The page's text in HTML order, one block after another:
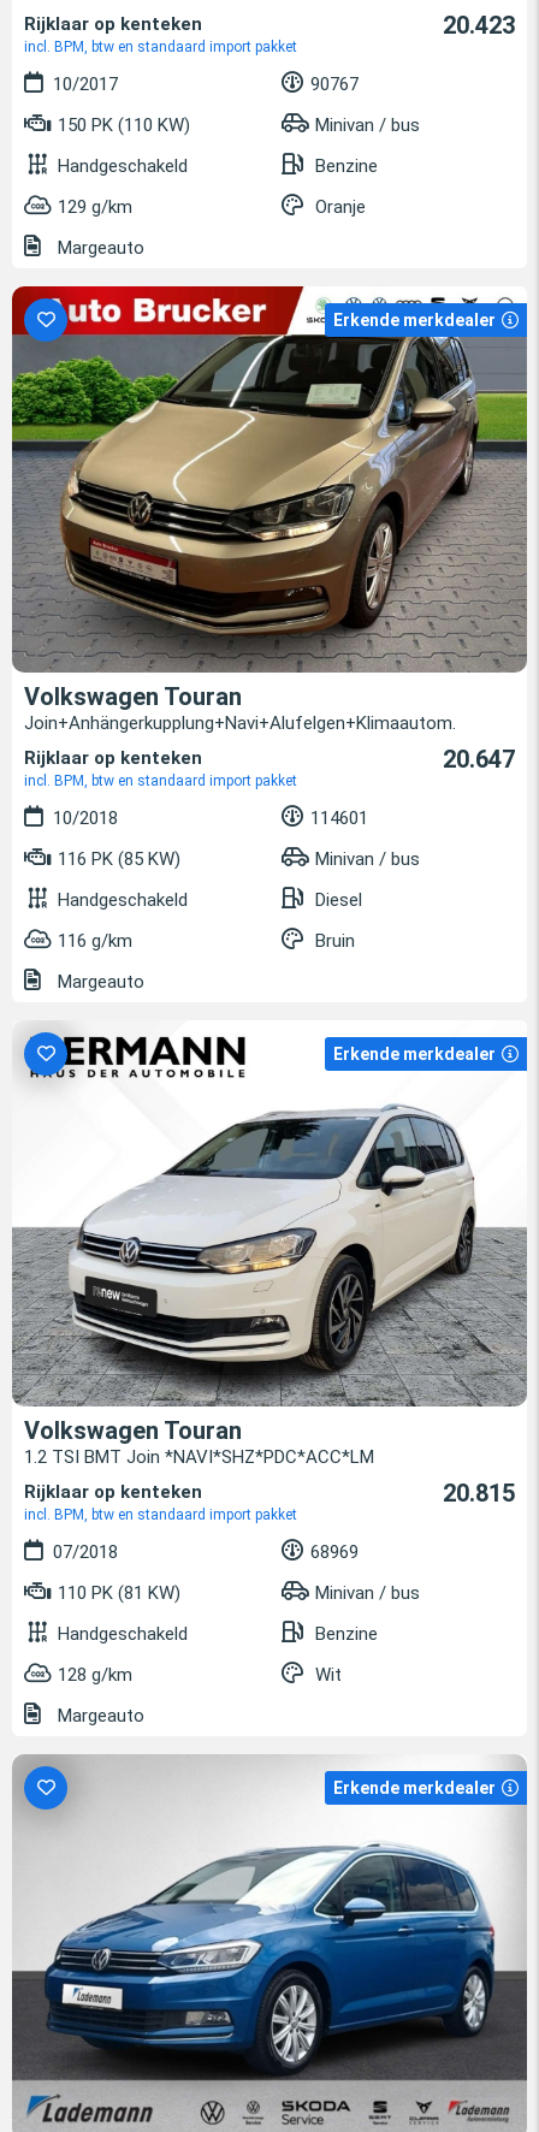
Rijklaar op kenteken
incl. BPM, btw en standaard import pakket
20.423
10/2017
90767
150 PK (110 KW)
Minivan / bus
Handgeschakeld
Benzine
129 g/km
Oranje
Margeauto
Erkende merkdealer
Volkswagen Touran
Join+Anhängerkupplung+Navi+Alufelgen+Klimaautom.
Rijklaar op kenteken
incl. BPM, btw en standaard import pakket
20.647
10/2018
114601
116 PK (85 KW)
Minivan / bus
Handgeschakeld
Diesel
116 g/km
Bruin
Margeauto
Erkende merkdealer
Volkswagen Touran
1.2 TSI BMT Join *NAVI*SHZ*PDC*ACC*LM
Rijklaar op kenteken
incl. BPM, btw en standaard import pakket
20.815
07/2018
68969
110 PK (81 KW)
Minivan / bus
Handgeschakeld
Benzine
128 g/km
Wit
Margeauto
Erkende merkdealer